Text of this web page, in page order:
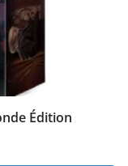
Édition